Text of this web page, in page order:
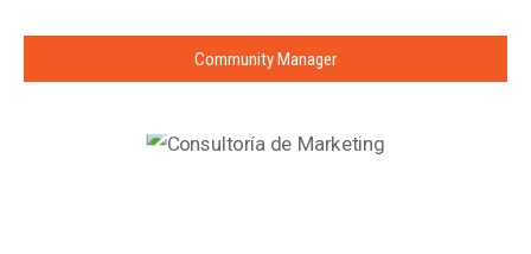
Community Manager